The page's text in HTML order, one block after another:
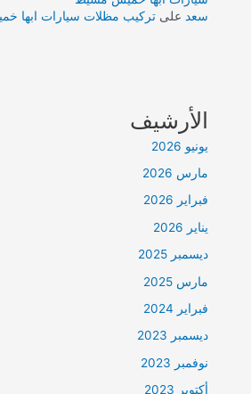
سعد علىتركيب مظلات سيارات ابها
الأرشيف
يونيو 2026
مارس 2026
فبراير 2026
يناير 2026
ديسمبر 2025
مارس 2025
فبراير 2024
ديسمبر 2023
نوفمبر 2023
أكتوبر 2023